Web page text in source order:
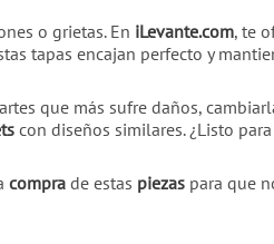
o grietas. En iLevante.com, te
tapas encajan perfecto y
que más sufre daños,
con diseños similares. ¿Listo
compra de estas piezas para que